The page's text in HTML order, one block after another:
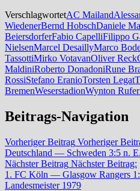
VerschlagwortetAC Mailand
WiedenerBernd HobschDaniele
BeiersdorferFabio CapelliFilippo
NielsenMarcel DesaillyMarco
TassottiMirko VotavanOliver Reck
MaldiniRoberto DonadoniRune
RossiStefano EranioTorsten Legat
BremenWeserstadionWynton Rufer
Beitrags-Navigation
Vorheriger Beitrag Vorheriger
Deutschland — Schweden 3:5 n.
Nächster Beitrag Nächster Beitrag:
1. FC Köln — Glasgow Rangers
Landesmeister 1979